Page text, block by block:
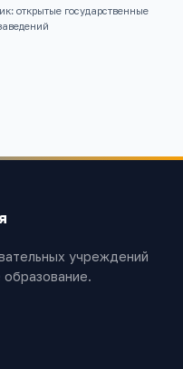
открытые государственные
учреждений